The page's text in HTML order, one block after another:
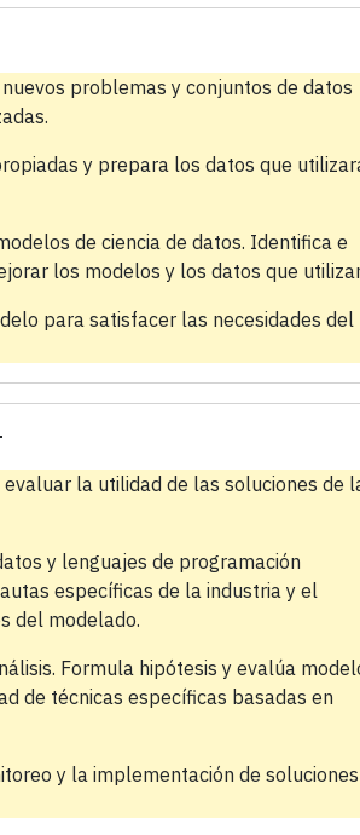
problemas y conjuntos de datos
y prepara los datos que
de ciencia de datos. Identifica e
los modelos y los datos que
para satisfacer las necesidades del
la utilidad de las soluciones de
y lenguajes de programación
específicas de la industria y el
del modelado.
Formula hipótesis y evalúa
de técnicas específicas basadas en
y la implementación de soluciones